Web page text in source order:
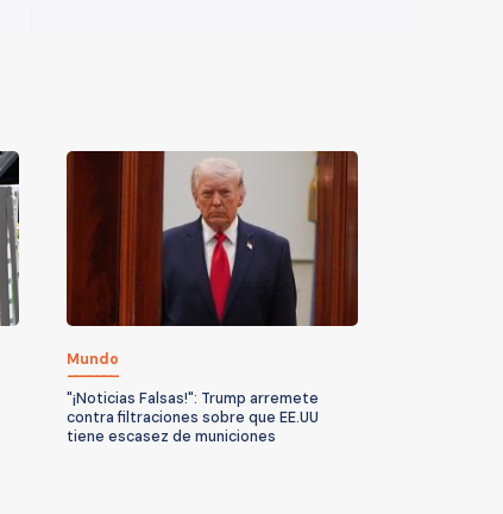
Mundo
"¡Noticias Falsas!": Trump arremete
contra filtraciones sobre que EE.UU
tiene escasez de municiones